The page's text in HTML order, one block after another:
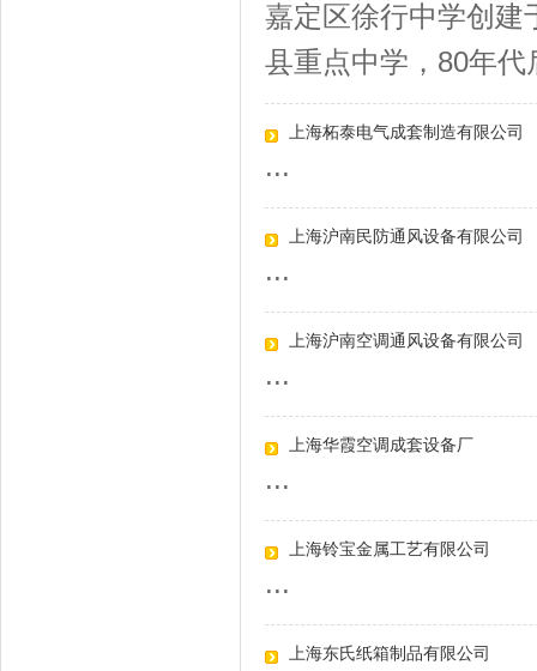
嘉定区徐行中学创建
县重点中学，80年代
上海柘泰电气成套制造有限公司
...
上海沪南民防通风设备有限公司
...
上海沪南空调通风设备有限公司
...
上海华霞空调成套设备厂
...
上海铃宝金属工艺有限公司
...
上海东氏纸箱制品有限公司